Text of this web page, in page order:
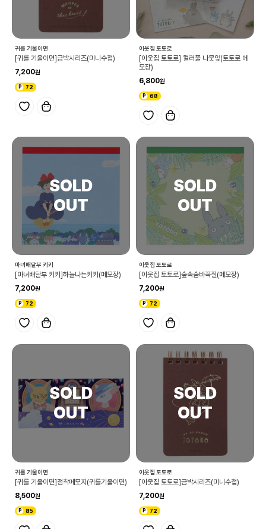
귀를 기울이면
[귀를 기울이면]금박시리즈(미니수첩)
7,200
72
이웃집 토토로
[이웃집 토토로] 컬러풀 나뭇잎(토토로 메
모장)
6,800
68
마녀배달부 키키
[마녀배달부 키키]하늘나는키키(메모장)
7,200
72
이웃집 토토로
[이웃집 토토로]숲속숨바꼭질(메모장)
7,200
72
귀를 기울이면
[귀를 기울이면]점착메모지(귀를기울이면)
8,500
85
이웃집 토토로
[이웃집 토토로]금박시리즈(미니수첩)
7,200
72